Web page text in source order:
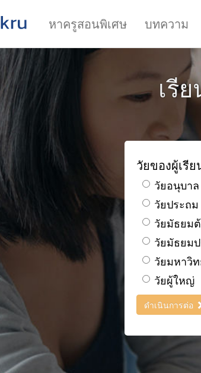
หาครูสอนพิเศษ บทความ
เรี
วัยของผู้เรีย
วัยอนุบาล
วัยประถม
วัยมัธยม
วัยมัธยม
วัยมหาวิ
วัยผู้ใหญ่
ดำเนินการต่อ